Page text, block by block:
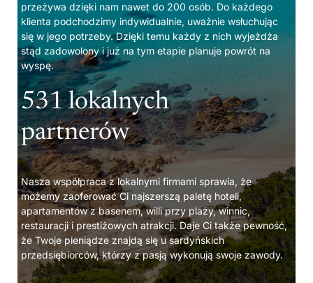
przeżywa dzięki nam nawet do 200 osób. Do każdego
klienta podchodzimy indywidualnie, uważnie wsłuchując
się w jego potrzeby. Dzięki temu każdy z nich wyjeżdża
stąd zadowolony i już na tym etapie planuje powrót na
wyspę.
531 lokalnych
partnerów
Nasza współpraca z lokalnymi firmami sprawia, że
możemy zaoferować Ci najszerszą paletę hoteli,
apartamentów z basenem, willi przy plaży, winnic,
restauracji i prestiżowych atrakcji. Daje Ci także pewność,
że Twoje pieniądze znajdą się u sardyńskich
przedsiębiorców, którzy z pasją wykonują swoje zawody.